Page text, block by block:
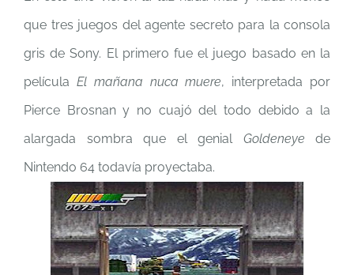
que tres juegos del agente secreto para la consola
gris de Sony. El primero fue el juego basado en la
película El mañana nuca muere, interpretada por
Pierce Brosnan y no cuajó del todo debido a la
alargada sombra que el genial Goldeneye de
Nintendo 64 todavía proyectaba.